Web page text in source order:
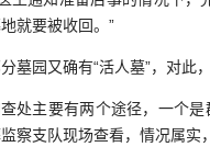
就要被收回。”
墓园又确有“活人墓”，对此
处主要有两个途径，一个是
察支队现场查看，情况属实